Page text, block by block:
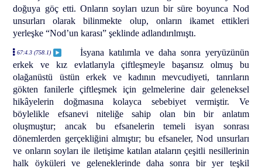
doğuya göç etti. Onların soyları uzun bir süre boyunca Nod
unsurları olarak bilinmekte olup, onların ikamet ettikleri
yerleşke “Nod’un karası” şeklinde adlandırılmıştı.
67:4.3 (758.1)
İsyana katılımla ve daha sonra yeryüzünün
erkek ve kız evlatlarıyla çiftleşmeyle başarısız olmuş bu
olağanüstü üstün erkek ve kadının mevcudiyeti, tanrıların
gökten fanilerle çiftleşmek için gelmelerine dair geleneksel
hikâyelerin doğmasına kolayca sebebiyet vermiştir. Ve
böylelikle efsanevi niteliğe sahip olan bin bir anlatım
oluşmuştur; ancak bu efsanelerin temeli isyan sonrası
dönemlerden gerçekliğini almıştır; bu efsaneler, Nod unsurları
ve onların soyları ile iletişime katılan ataların çeşitli nesillerinin
halk öyküleri ve geleneklerinde daha sonra bir yer teşkil